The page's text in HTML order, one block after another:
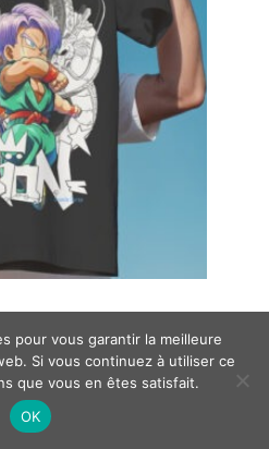
pour vous garantir la meilleure
Si vous continuez à utiliser ce
que vous en êtes satisfait.
OK